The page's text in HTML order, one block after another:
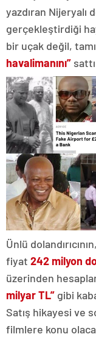
yazdıran Nijeryalı
gerçekleştirdiği
bir uçak değil,
havalimanını”
Ünlü
fiyat 242 milyon
üzerinden
milyar TL” gibi
Satış hikayesi ve
filmlere konu